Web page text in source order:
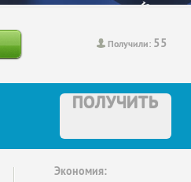
Получили: 55
ПОЛУЧИТЬ
Экономия: